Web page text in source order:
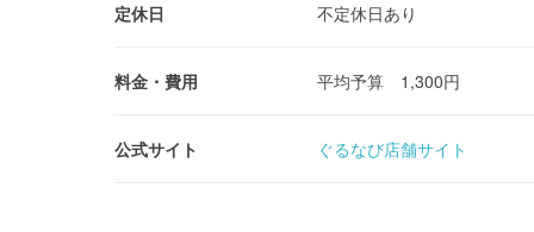
定休日 不定休日あり
料金・費用 平均予算 1,300円
公式サイト ぐるなび店舗サイト